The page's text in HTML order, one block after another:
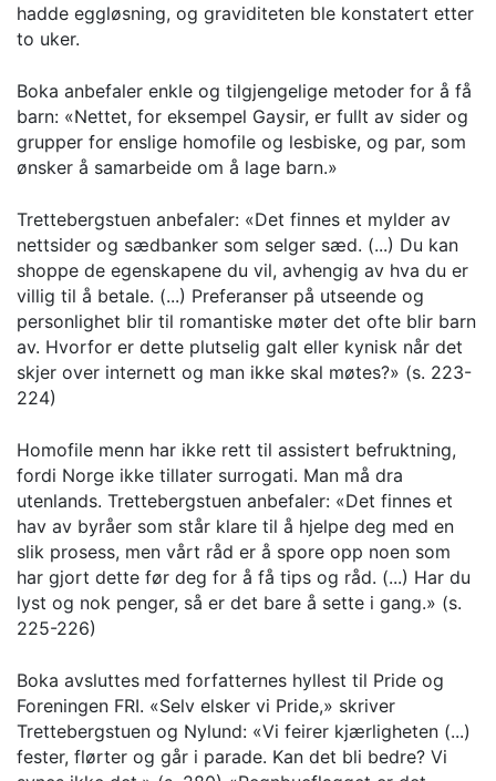
hadde eggløsning, og graviditeten ble konstatert etter
to uker.
Boka anbefaler enkle og tilgjengelige metoder for å få
barn: «Nettet, for eksempel Gaysir, er fullt av sider og
grupper for enslige homofile og lesbiske, og par, som
ønsker å samarbeide om å lage barn.»
Trettebergstuen anbefaler: «Det finnes et mylder av
nettsider og sædbanker som selger sæd. (...) Du kan
shoppe de egenskapene du vil, avhengig av hva du er
villig til å betale. (...) Preferanser på utseende og
personlighet blir til romantiske møter det ofte blir barn
av. Hvorfor er dette plutselig galt eller kynisk når det
skjer over internett og man ikke skal møtes?» (s. 223-
224)
Homofile menn har ikke rett til assistert befruktning,
fordi Norge ikke tillater surrogati. Man må dra
utenlands. Trettebergstuen anbefaler: «Det finnes et
hav av byråer som står klare til å hjelpe deg med en
slik prosess, men vårt råd er å spore opp noen som
har gjort dette før deg for å få tips og råd. (...) Har du
lyst og nok penger, så er det bare å sette i gang.» (s.
225-226)
Boka avsluttes med forfatternes hyllest til Pride og
Foreningen FRI. «Selv elsker vi Pride,» skriver
Trettebergstuen og Nylund: «Vi feirer kjærligheten (...)
fester, flørter og går i parade. Kan det bli bedre? Vi